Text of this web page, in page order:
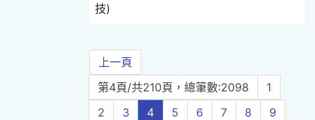
技)
上一頁
第4頁/共210頁，總筆數:2098
1
2
3 4 5 6 7 8
9